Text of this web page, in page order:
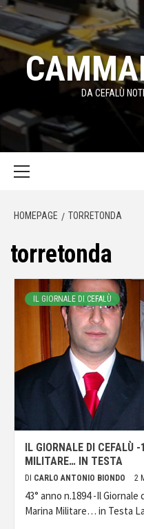
Passa
contenuto
DA CEFALÙ
HOMEPAGE TORRETONDA
torretonda
IL GIORNALE DI CEFALÙ
IL GIORNALE DI CEFALÙ
MILITARE… IN TESTA
DI CARLO ANTONIO BIONDO 2
43° anno n.1894 -Il
Marina Militare… in Testa La